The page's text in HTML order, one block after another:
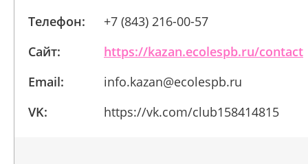
Телефон:
+7 (843) 216-00-57
Сайт:
https://kazan.ecolespb.ru/contact
Email:
info.kazan@ecolespb.ru
VK:
https://vk.com/club158414815